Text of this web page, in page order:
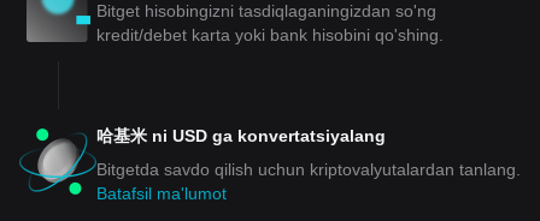
Bitget hisobingizni tasdiqlaganingizdan so'ng
kredit/debet karta yoki bank hisobini qo'shing.
哈基米 ni USD ga konvertatsiyalang
Bitgetda savdo qilish uchun kriptovalyutalardan tanlang.
Batafsil ma'lumot